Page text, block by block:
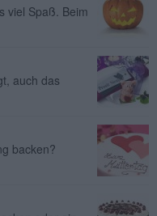
viel Spaß. Beim
auch das
backen?